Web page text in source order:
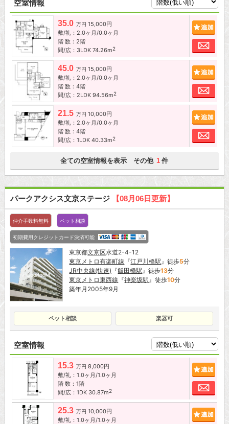
空室情報
35.0 万円 15,000円
敷/礼：2.0ヶ月/0.0ヶ月
階 数：2階
間/広：3LDK 74.26m2
お
45.0 万円 15,000円
敷/礼：2.0ヶ月/0.0ヶ月
階 数：4階
間/広：2LDK 94.56m2
お
21.5 万円 10,000円
敷/礼：2.0ヶ月/0.0ヶ月
階 数：4階
間/広：1LDK 40.33m2
お
全ての空室情報を表示 その他 1 件
パークアクシス文京ステージ 【08月06日更新】
仲介手数料無料 ペット相談
初期費用クレジットカード決済可能
東京都文京区水道2-4-12
東京メトロ有楽町線 『江戸川橋駅』徒歩5分
JR中央線(快速) 『飯田橋駅』徒歩13分
東京メトロ東西線 『神楽坂駅』徒歩10分
築年月2005年9月
ペット相談 楽器可
空室情報
15.3 万円 8,000円
敷/礼：1.0ヶ月/1.0ヶ月
階 数：1階
間/広：1DK 30.87m2
お
25.3 万円 10,000円
敷/礼：1.0ヶ月/1.0ヶ月